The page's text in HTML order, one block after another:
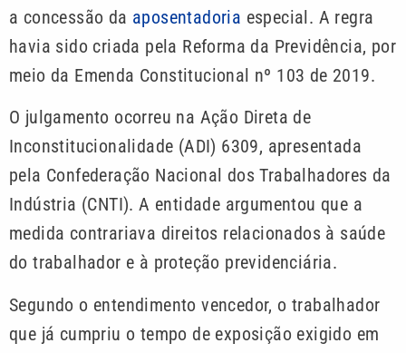
a concessão da aposentadoria especial. A regra
havia sido criada pela Reforma da Previdência, por
meio da Emenda Constitucional nº 103 de 2019.
O julgamento ocorreu na Ação Direta de
Inconstitucionalidade (ADI) 6309, apresentada
pela Confederação Nacional dos Trabalhadores da
Indústria (CNTI). A entidade argumentou que a
medida contrariava direitos relacionados à saúde
do trabalhador e à proteção previdenciária.
Segundo o entendimento vencedor, o trabalhador
que já cumpriu o tempo de exposição exigido em